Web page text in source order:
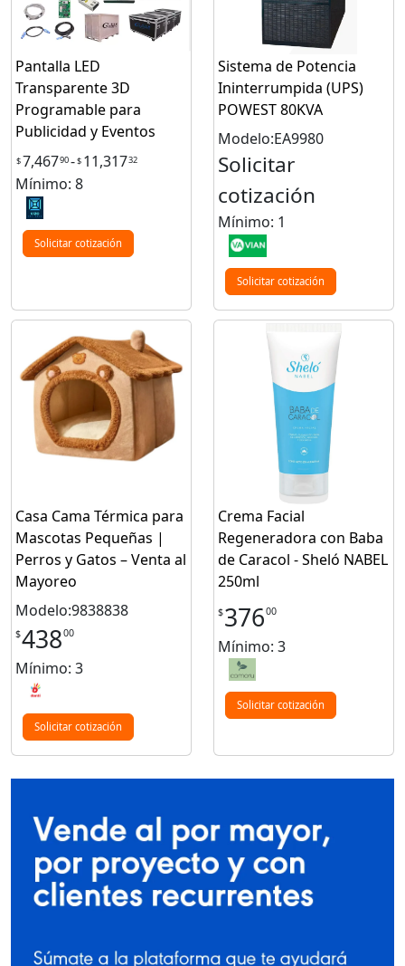
Pantalla LED
Transparente 3D
Programable para
Publicidad y Eventos
$7,46790-$ 11,31732
Mínimo: 8
Solicitar cotización
Sistema de Potencia
Ininterrumpida (UPS)
POWEST 80KVA
Modelo:EA9980
Solicitar
cotización
Mínimo: 1
Solicitar cotización
Casa Cama Térmica para
Mascotas Pequeñas |
Perros y Gatos – Venta al
Mayoreo
Modelo:9838838
$43800
Mínimo: 3
Solicitar cotización
Crema Facial
Regeneradora con Baba
de Caracol - Sheló NABEL
250ml
$37600
Mínimo: 3
Solicitar cotización